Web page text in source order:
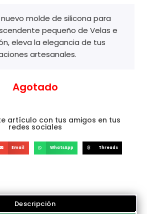
molde de silicona para
pequeño de Velas e
eleva la elegancia de tus
artesanales.
Agotado
artículo con tus amigos en tus
redes sociales
Email WhatsApp Threads
Descripción